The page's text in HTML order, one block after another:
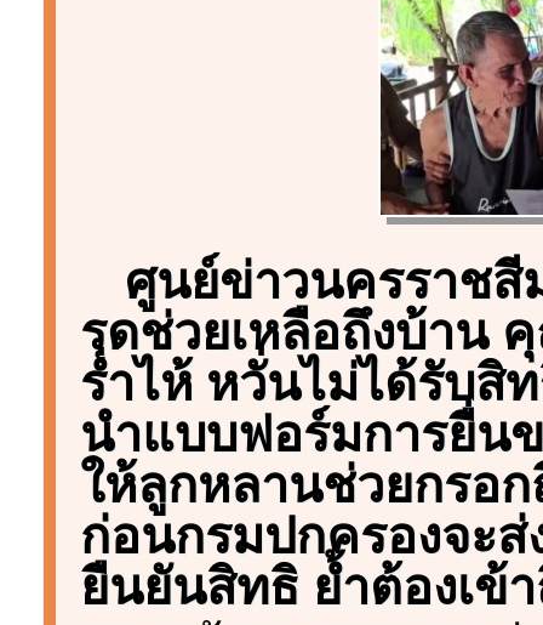
ศูนย์ข่าวนครราชสี
รุดช่วยเหลือถึงบ้าน
ร่ำไห้ หวั่นไม่ได้รับสิ
นำแบบฟอร์มการยื่น
ให้ลูกหลานช่วยกรอ
ก่อนกรมปกครองจะ
ยืนยันสิทธิ ย้ำต้องเข้